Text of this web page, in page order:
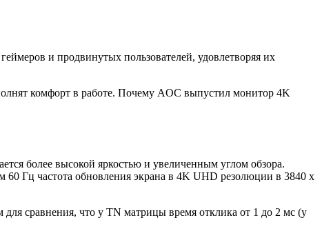
и продвинутых пользователей, удовлетворяя их
комфорт в работе. Почему AOC выпустил монитор 4K
более высокой яркостью и увеличенным углом обзора.
60 Гц частота обновления экрана в 4K UHD резолюции в 3840 x
сравнения, что у TN матрицы время отклика от 1 до 2 мс (у